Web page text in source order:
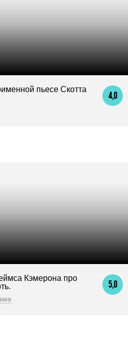
4,0
пьесе Скотта
5,0
Кэмерона про